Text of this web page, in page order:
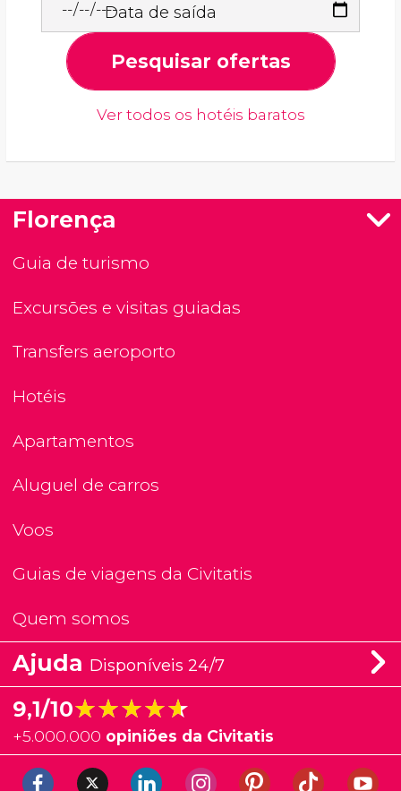
Data de saída
Pesquisar ofertas
Ver todos os hotéis baratos
Florença
Guia de turismo
Excursões e visitas guiadas
Transfers aeroporto
Hotéis
Apartamentos
Aluguel de carros
Voos
Guias de viagens da Civitatis
Quem somos
Ajuda Disponíveis 24/7
9,1/10★★★★★
★★★★★
+5.000.000 opiniões da Civitatis